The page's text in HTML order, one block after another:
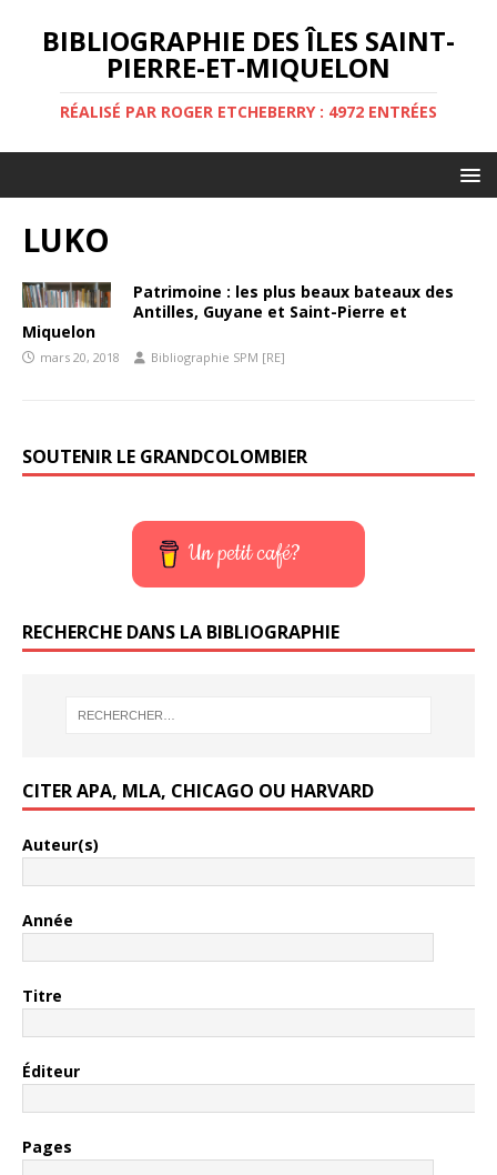
BIBLIOGRAPHIE DES ÎLES SAINT-
PIERRE-ET-MIQUELON
RÉALISÉ PAR ROGER ETCHEBERRY : 4972 ENTRÉES
LUKO
Patrimoine : les plus beaux bateaux des
Antilles, Guyane et Saint-Pierre et
Miquelon
mars 20, 2018 Bibliographie SPM [RE]
SOUTENIR LE GRANDCOLOMBIER
Un petit café?
RECHERCHE DANS LA BIBLIOGRAPHIE
CITER APA, MLA, CHICAGO OU HARVARD
Auteur(s)
Année
Titre
Éditeur
Pages